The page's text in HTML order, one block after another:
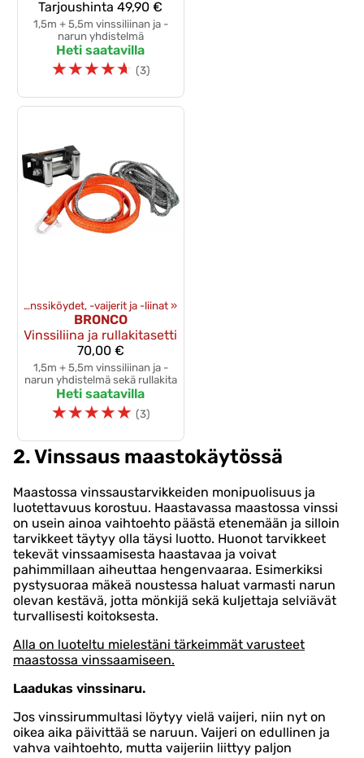
Tarjoushinta 49,90 €
1,5m + 5,5m vinssiliinan ja -
narun yhdistelmä
Heti saatavilla
☆☆☆☆☆ (3)
Vinssiköydet, -vaijerit ja -liinat ‪»
BRONCO
Vinssiliina ja rullakitasetti
70,00 €
1,5m + 5,5m vinssiliinan ja -
narun yhdistelmä sekä rullakita
Heti saatavilla
☆☆☆☆☆ (3)
2. Vinssaus maastokäytössä
Maastossa vinssaustarvikkeiden monipuolisuus ja
luotettavuus korostuu. Haastavassa maastossa vinssi
on usein ainoa vaihtoehto päästä etenemään ja silloin
tarvikkeet täytyy olla täysi luotto. Huonot tarvikkeet
tekevät vinssaamisesta haastavaa ja voivat
pahimmillaan aiheuttaa hengenvaaraa. Esimerkiksi
pystysuoraa mäkeä noustessa haluat varmasti narun
olevan kestävä, jotta mönkijä sekä kuljettaja selviävät
turvallisesti koitoksesta.
Alla on luoteltu mielestäni tärkeimmät varusteet
maastossa vinssaamiseen.
Laadukas vinssinaru.
Jos vinssirummultasi löytyy vielä vaijeri, niin nyt on
oikea aika päivittää se naruun. Vaijeri on edullinen ja
vahva vaihtoehto, mutta vaijeriin liittyy paljon